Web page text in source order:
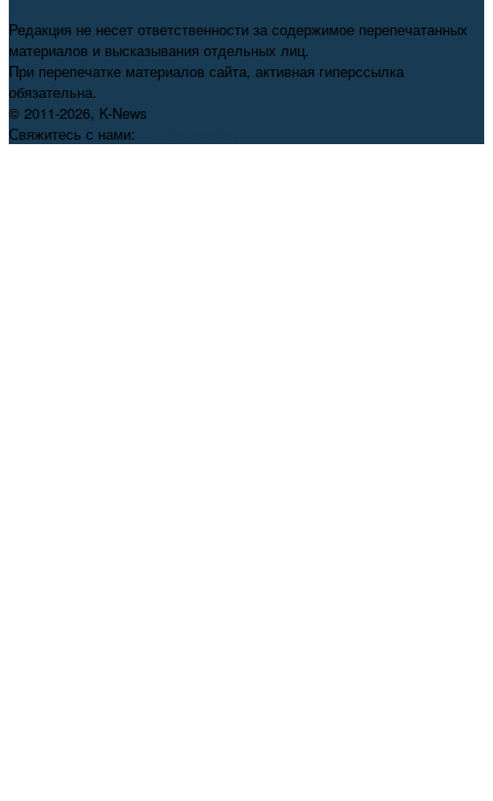
Редакция не несет ответственности за содержимое перепечатанных
материалов и высказывания отдельных лиц.
При перепечатке материалов сайта, активная гиперссылка
обязательна.
© 2011-2026, K-News
Свяжитесь с нами: